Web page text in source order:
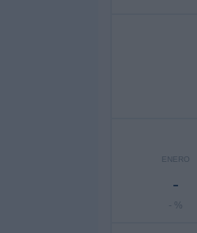
ENERO
-
- %